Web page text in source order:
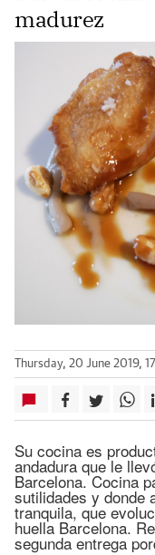
madurez
Thursday, 20 June 2019,
Su cocina es
andadura que le
Barcelona. Cocina
sutilidades y donde
tranquila, que
huella Barcelona.
segunda entrega